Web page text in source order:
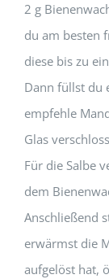
2 g
du am besten
diese bis zu
Dann füllst du
empfehle
Glas
Für die Salbe
dem
Anschließend
erwärmst die
aufgelöst hat,